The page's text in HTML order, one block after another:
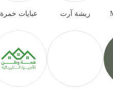
ريشة آرت عبايات خمرة